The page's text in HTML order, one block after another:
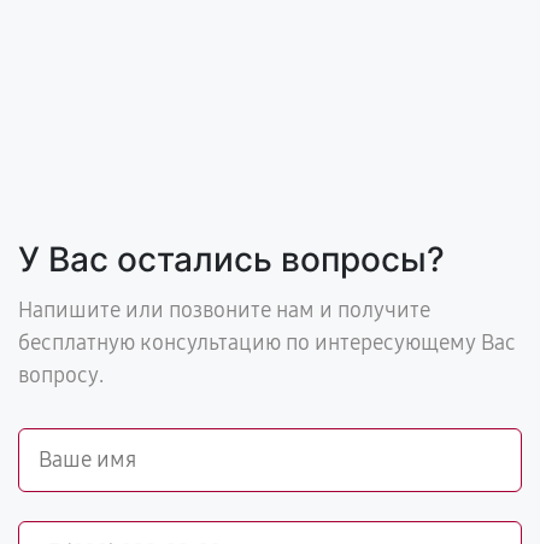
У Вас остались вопросы?
Напишите или позвоните нам и получите
бесплатную консультацию по интересующему Вас
вопросу.